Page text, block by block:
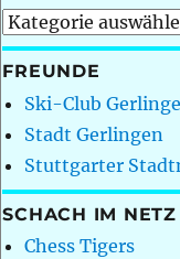
Kategorien
FREUNDE
Ski-Club
Stadt Gerlingen
Stuttgarter
SCHACH IM NETZ
Chess Tigers